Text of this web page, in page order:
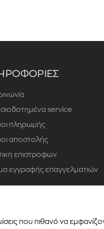
service
πληρωμής
αποστολής
επιστροφών
εγγραφής επαγγελματιών
που πιθανό να